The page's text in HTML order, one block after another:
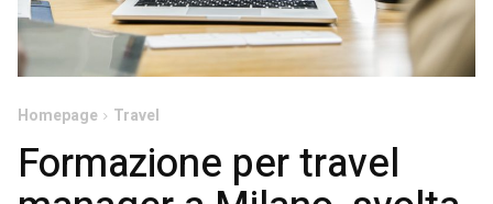
Homepage Travel
Formazione per travel